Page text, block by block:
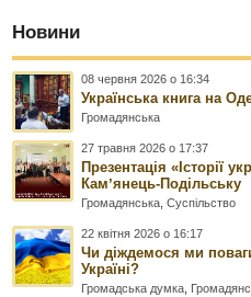
Новини
08 червня 2026 о 16:34
Українська книга на
Громадянська
27 травня 2026 о 17:37
Презентація «Історії
Камʼянець-Подільську
Громадянська ,Суспільство
22 квітня 2026 о 16:17
Чи діждемося ми
Україні?
Громадська думка